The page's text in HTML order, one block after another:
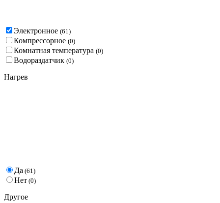
Электронное (61 )
Компрессорное (0)
Комнатная температура (0)
Водораздатчик (0)
Нагрев
Да (61 )
Нет (0)
Другое